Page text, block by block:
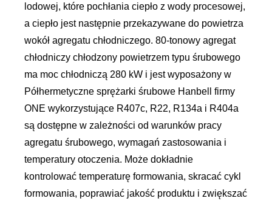
lodowej, które pochłania ciepło z wody procesowej,
a ciepło jest następnie przekazywane do powietrza
wokół agregatu chłodniczego. 80-tonowy agregat
chłodniczy chłodzony powietrzem typu śrubowego
ma moc chłodniczą 280 kW i jest wyposażony w
Półhermetyczne sprężarki śrubowe Hanbell firmy
ONE wykorzystujące R407c, R22, R134a i R404a
są dostępne w zależności od warunków pracy
agregatu śrubowego, wymagań zastosowania i
temperatury otoczenia. Może dokładnie
kontrolować temperaturę formowania, skracać cykl
formowania, poprawiać jakość produktu i zwiększać